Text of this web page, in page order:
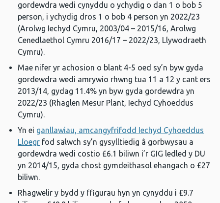
gordewdra wedi cynyddu o ychydig o dan 1 o bob 5
person, i ychydig dros 1 o bob 4 person yn 2022/23
(Arolwg Iechyd Cymru, 2003/04 – 2015/16, Arolwg
Cenedlaethol Cymru 2016/17 – 2022/23, Llywodraeth
Cymru).
Mae nifer yr achosion o blant 4-5 oed sy’n byw gyda
gordewdra wedi amrywio rhwng tua 11 a 12 y cant ers
2013/14, gydag 11.4% yn byw gyda gordewdra yn
2022/23 (Rhaglen Mesur Plant, Iechyd Cyhoeddus
Cymru).
Yn ei ganllawiau, amcangyfrifodd Iechyd Cyhoeddus
Lloegr fod salwch sy’n gysylltiedig â gorbwysau a
gordewdra wedi costio £6.1 biliwn i’r GIG ledled y DU
yn 2014/15, gyda chost gymdeithasol ehangach o £27
biliwn.
Rhagwelir y bydd y ffigurau hyn yn cynyddu i £9.7